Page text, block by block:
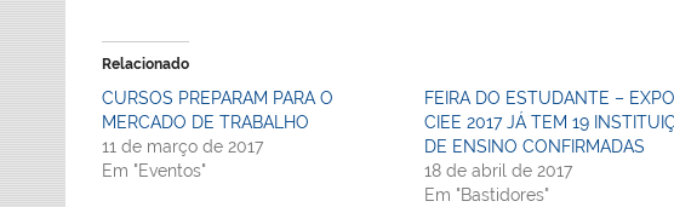
Relacionado
CURSOS PREPARAM PARA O
MERCADO DE TRABALHO
11 de março de 2017
Em "Eventos"
FEIRA DO ESTUDANTE – EXPO
CIEE 2017 JÁ TEM 19
DE ENSINO CONFIRMADAS
18 de abril de 2017
Em "Bastidores"